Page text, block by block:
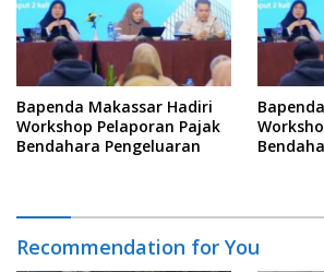
Bapenda Makassar Hadiri
Workshop Pelaporan Pajak
Bendahara Pengeluaran
Recommendation for You